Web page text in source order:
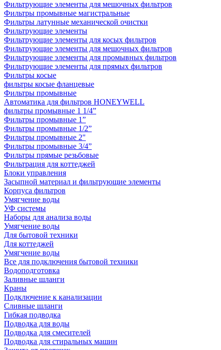
Фильтрующие элементы для мешочных фильтров
Фильтры промывные магистральные
Фильтры латунные механической очистки
Фильтрующие элементы
Фильтрующие элементы для косых фильтров
Фильтрующие элементы для мешочных фильтров
Фильтрующие элементы для промывных фильтров
Фильтрующие элементы для прямых фильтров
Фильтры косые
фильтры косые фланцевые
Фильтры промывные
Автоматика для фильтров HONEYWELL
фильтры промывные 1 1/4”
Фильтры промывные 1”
Фильтры промывные 1/2”
Фильтры промывные 2"
Фильтры промывные 3/4”
Фильтры прямые резьбовые
Фильтрация для коттеджей
Блоки управления
Засыпной материал и фильтрующие элементы
Корпуса фильтров
Умягчение воды
УФ системы
Наборы для анализа воды
Умягчение воды
Для бытовой техники
Для коттеджей
Умягчение воды
Все для подключения бытовой техники
Водоподготовка
Заливные шланги
Краны
Подключение к канализации
Сливные шланги
Гибкая подводка
Подводка для воды
Подводка для смесителей
Подводка для стиральных машин